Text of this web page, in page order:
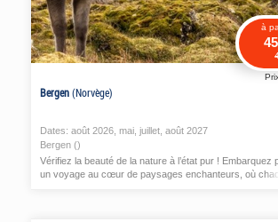
à
Bergen(Norvège)
Dates: août 2026, mai juillet août 2027
Bergen ()
Vérifiez la beauté de la nature à l’état pur ! Embarquez
un voyage au cœur de paysages enchanteurs, où